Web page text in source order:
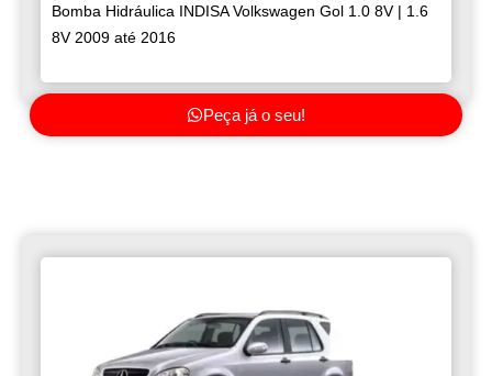
Bomba Hidráulica INDISA Volkswagen Gol 1.0 8V | 1.6
8V 2009 até 2016
Peça já o seu!